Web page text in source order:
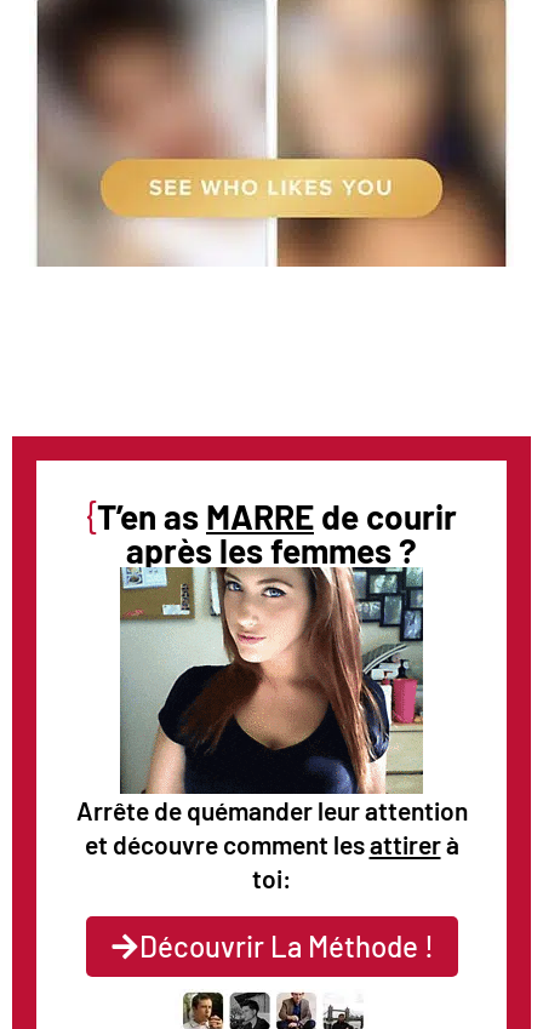
{T’en as MARRE de courir
après les femmes ?
Arrête de quémander leur attention
et découvre comment lesattirerà
toi:
Découvrir La Méthode !